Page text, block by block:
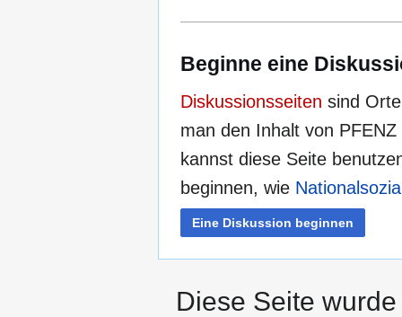
Beginne eine
Diskussionsseiten sind
man den Inhalt von
kannst diese Seite
beginnen, wie
Eine Diskussion beginnen
Diese Seite